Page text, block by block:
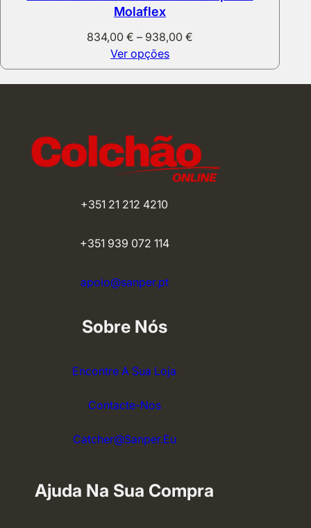
Molaflex
834,00€ – 938,00€
834,00 €
through
Ver opções
+351 21 212 4210
+351 939 072 114
apoio@sanper.pt
Sobre Nós
Encontre A Sua Loja
Contacte-Nos
Catcher@sanper.eu
Ajuda Na Sua Compra